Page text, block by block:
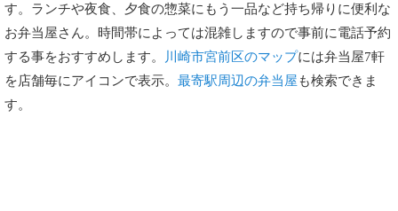
す。ランチや夜食、夕食の惣菜にもう一品など持ち帰りに便利な
お弁当屋さん。時間帯によっては混雑しますので事前に電話予約
する事をおすすめします。
川崎市宮前区のマップには弁当屋7軒
を店舗毎にアイコンで表示。 最寄駅周辺の弁当屋 も検索できま
す。